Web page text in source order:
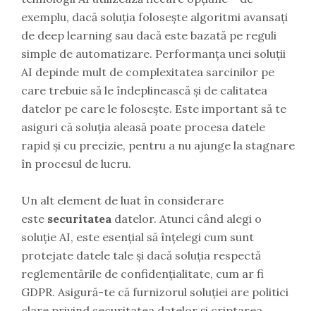
exemplu, dacă soluția folosește algoritmi avansați
de deep learning sau dacă este bazată pe reguli
simple de automatizare. Performanța unei soluții
AI depinde mult de complexitatea sarcinilor pe
care trebuie să le îndeplinească și de calitatea
datelor pe care le folosește. Este important să te
asiguri că soluția aleasă poate procesa datele
rapid și cu precizie, pentru a nu ajunge la stagnare
în procesul de lucru.
Un alt element de luat în considerare
este securitatea datelor. Atunci când alegi o
soluție AI, este esențial să înțelegi cum sunt
protejate datele tale și dacă soluția respectă
reglementările de confidențialitate, cum ar fi
GDPR. Asigură-te că furnizorul soluției are politici